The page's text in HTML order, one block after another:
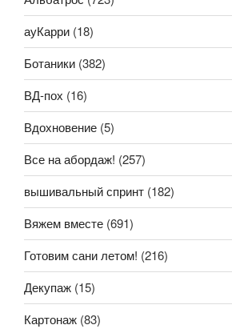
ауКарри (18)
Ботаники (382)
ВД-пох (16)
Вдохновение (5)
Все на абордаж! (257)
вышивальный спринт (182)
Вяжем вместе (691)
Готовим сани летом! (216)
Декупаж (15)
Картонаж (83)